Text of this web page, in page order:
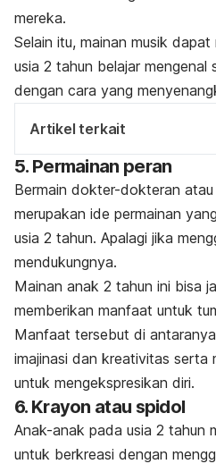
mereka.
Selain itu, mainan musik
usia 2 tahun belajar mengenal
dengan cara yang
Artikel terkait
5. Permainan peran
Bermain dokter-dokteran
merupakan ide permainan
usia 2 tahun. Apalagi jika
mendukungnya.
Mainan anak 2 tahun ini bisa
memberikan manfaat untuk
Manfaat tersebut di
imajinasi dan kreativitas serta
untuk mengekspresikan diri.
6. Krayon atau spidol
Anak-anak pada usia 2 tahun
untuk berkreasi dengan